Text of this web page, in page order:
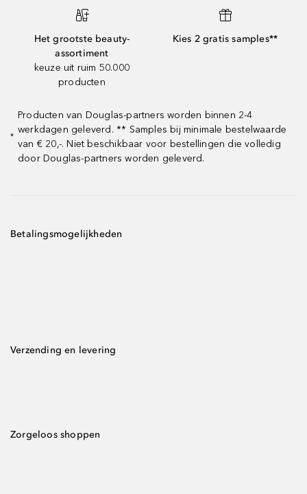
Het grootste beauty-
assortiment
keuze uit ruim 50.000
producten
Kies 2 gratis samples**
*
Producten van Douglas-partners worden binnen 2-4
werkdagen geleverd. ** Samples bij minimale bestelwaarde
van € 20,-. Niet beschikbaar voor bestellingen die volledig
door Douglas-partners worden geleverd.
Betalingsmogelijkheden
Verzending en levering
Zorgeloos shoppen